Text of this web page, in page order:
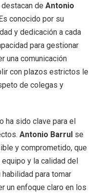
de Antonio
conocido por su
y dedicación a cada
para gestionar
una comunicación
con plazos estrictos le
de colegas y
ha sido clave para el
Antonio Barrul se
y comprometido, que
y la calidad del
para tomar
un enfoque claro en los